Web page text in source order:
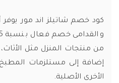
كود خصم شاتيلز اند مور يوفر
من منتجات المنزل مثل
إضافة إلى مستلزمات
الأخرى الأصلية.